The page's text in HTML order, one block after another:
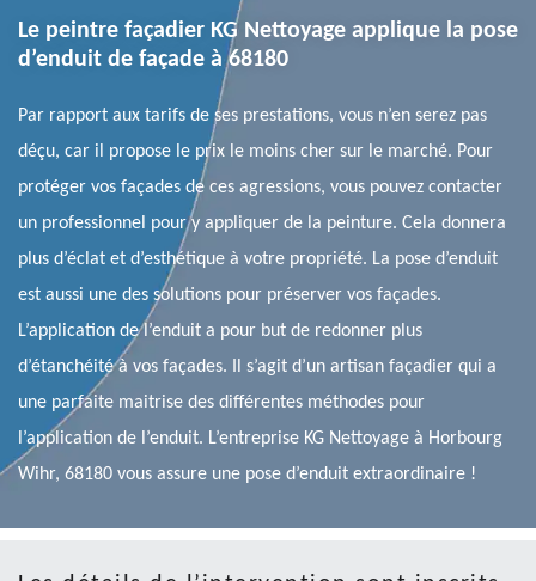
Le peintre façadier KG Nettoyage applique la pose
d’enduit de façade à 68180
Par rapport aux tarifs de ses prestations, vous n’en serez pas
déçu, car il propose le prix le moins cher sur le marché. Pour
protéger vos façades de ces agressions, vous pouvez contacter
un professionnel pour y appliquer de la peinture. Cela donnera
plus d’éclat et d’esthétique à votre propriété. La pose d’enduit
est aussi une des solutions pour préserver vos façades.
L’application de l’enduit a pour but de redonner plus
d’étanchéité à vos façades. Il s’agit d’un artisan façadier qui a
une parfaite maitrise des différentes méthodes pour
l’application de l’enduit. L’entreprise KG Nettoyage à Horbourg
Wihr, 68180 vous assure une pose d’enduit extraordinaire !